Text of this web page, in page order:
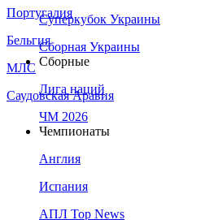
Португалия
Бельгия
МЛС
Саудовская Аравия
Суперкубок Украины
Сборная Украины
Сборные
Лига наций
ЧМ 2026
Чемпионаты
Англия
Испания
АПЛ Top News